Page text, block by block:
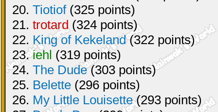
20. Tiotiof(325 points)
21. trotard(324 points)
22. King of Kekeland(322 points)
23.iehl (319 points)
24. The Dude(303 points)
25. Belette (296 points)
26. My Little Louisette(293 points)